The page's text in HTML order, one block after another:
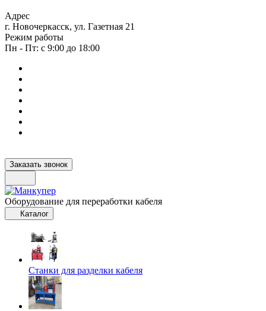
Адрес
г. Новочеркасск, ул. Газетная 21
Режим работы
Пн - Пт: с 9:00 до 18:00
Заказать звонок
Оборудование для переработки кабеля
Каталог
Станки для разделки кабеля